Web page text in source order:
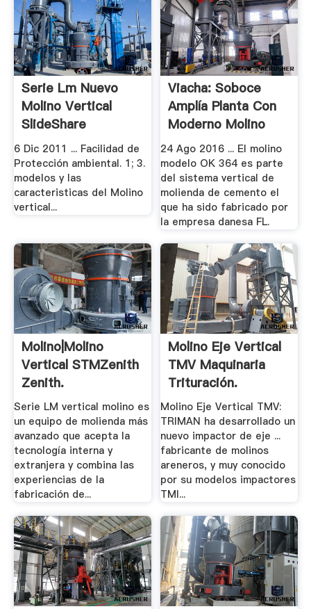
Serie Lm Nuevo
Molino Vertical
SlideShare
6 Dic 2011 ... Facilidad de
Protección ambiental. 1; 3.
modelos y las
caracteristicas del Molino
vertical...
Viacha: Soboce
Amplía Planta Con
Moderno Molino
Vertical.
24 Ago 2016 ... El molino
modelo OK 364 es parte
del sistema vertical de
molienda de cemento el
que ha sido fabricado por
la empresa danesa FL.
Molino|Molino
Vertical STMZenith
Zenith.
Serie LM vertical molino es
un equipo de molienda más
avanzado que acepta la
tecnología interna y
extranjera y combina las
experiencias de la
fabricación de...
Molino Eje Vertical
TMV Maquinaria
Trituración.
Molino Eje Vertical TMV:
TRIMAN ha desarrollado un
nuevo impactor de eje ...
fabricante de molinos
areneros, y muy conocido
por su modelos impactores
TMI...